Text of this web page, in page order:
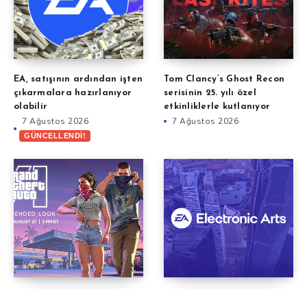
EA, satışının ardından işten
çıkarmalara hazırlanıyor
olabilir
7 Ağustos 2026
GÜNCELLENDİ!
Tom Clancy’s Ghost Recon
serisinin 25. yılı özel
etkinliklerle kutlanıyor
7 Ağustos 2026